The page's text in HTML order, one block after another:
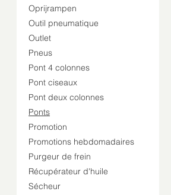
Oprijrampen
Outil pneumatique
Outlet
Pneus
Pont 4 colonnes
Pont ciseaux
Pont deux colonnes
Ponts
Promotion
Promotions hebdomadaires
Purgeur de frein
Récupérateur d'huile
Sécheur